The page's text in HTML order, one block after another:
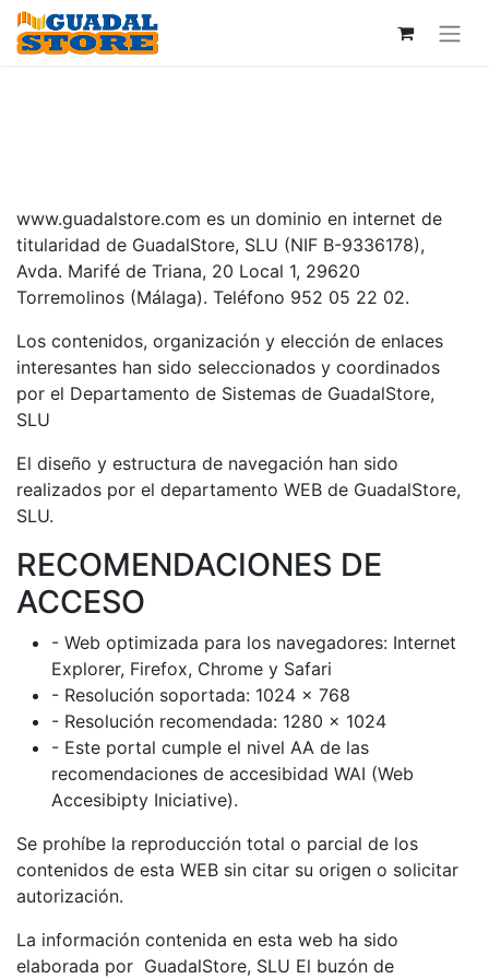
www.guadalstore.com es un dominio en internet de
titularidad de GuadalStore, SLU (NIF B-9336178),
Avda. Marifé de Triana, 20 Local 1, 29620
Torremolinos (Málaga). Teléfono 952 05 22 02.
Los contenidos, organización y elección de enlaces
interesantes han sido seleccionados y coordinados
por el Departamento de Sistemas de GuadalStore,
SLU
El diseño y estructura de navegación han sido
realizados por el departamento WEB de GuadalStore,
SLU.
RECOMENDACIONES DE
ACCESO
- Web optimizada para los navegadores: Internet
Explorer, Firefox, Chrome y Safari
- Resolución soportada: 1024 x 768
- Resolución recomendada: 1280 x 1024
- Este portal cumple el nivel AA de las
recomendaciones de accesibidad WAI (Web
Accesibipty Iniciative).
Se prohíbe la reproducción total o parcial de los
contenidos de esta WEB sin citar su origen o solicitar
autorización.
La información contenida en esta web ha sido
elaborada por GuadalStore, SLU El buzón de